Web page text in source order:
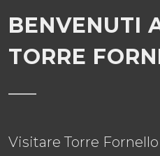
BENVENUTI
TORRE
Visitare Torre Fornello